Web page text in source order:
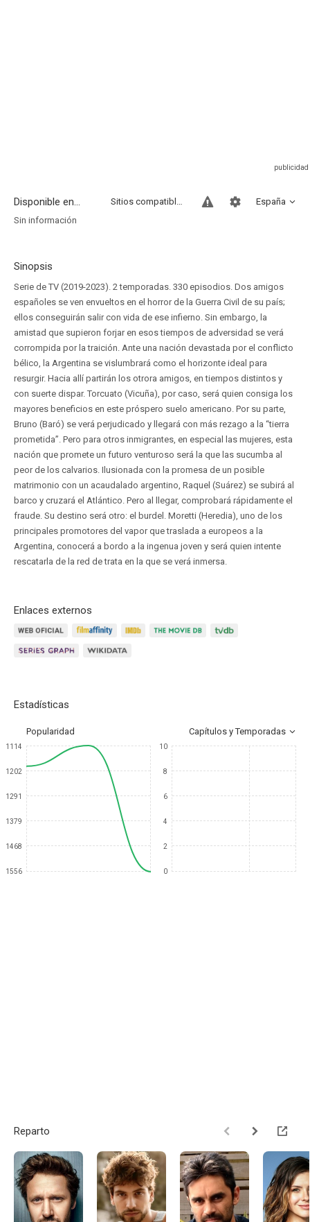
Disponible en... España
Sitios compatibles
Sin información
Sinopsis
Serie de TV (2019-2023). 2 temporadas. 330 episodios. Dos amigos
españoles se ven envueltos en el horror de la Guerra Civil de su país;
ellos conseguirán salir con vida de ese infierno. Sin embargo, la
amistad que supieron forjar en esos tiempos de adversidad se verá
corrompida por la traición. Ante una nación devastada por el conflicto
bélico, la Argentina se vislumbrará como el horizonte ideal para
resurgir. Hacia allí partirán los otrora amigos, en tiempos distintos y
con suerte dispar. Torcuato (Vicuña), por caso, será quien consiga los
mayores beneficios en este próspero suelo americano. Por su parte,
Bruno (Baró) se verá perjudicado y llegará con más rezago a la “tierra
prometida”. Pero para otros inmigrantes, en especial las mujeres, esta
nación que promete un futuro venturoso será la que las sucumba al
peor de los calvarios. Ilusionada con la promesa de un posible
matrimonio con un acaudalado argentino, Raquel (Suárez) se subirá al
barco y cruzará el Atlántico. Pero al llegar, comprobará rápidamente el
fraude. Su destino será otro: el burdel. Moretti (Heredia), uno de los
principales promotores del vapor que traslada a europeos a la
Argentina, conocerá a bordo a la ingenua joven y será quien intente
rescatarla de la red de trata en la que se verá inmersa.
Enlaces externos
Estadísticas
Popularidad Capítulos y Temporadas
1114
1202
1291
1379
1468
1556
10
8
6
4
2
0
Reparto